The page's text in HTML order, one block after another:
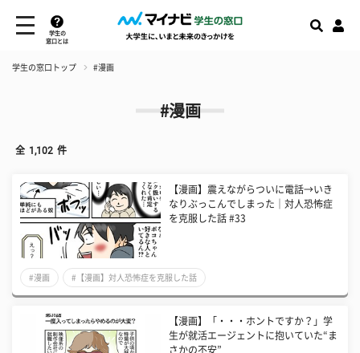
学生の
窓口とは
学生の窓口トップ #漫画
#漫画
全 1,102 件
【漫画】震えながらついに電話→いき
なりぶっこんでしまった│対人恐怖症
を克服した話 #33
#漫画 #【漫画】対人恐怖症を克服した話
【漫画】「・・・ホントですか？」学
生が就活エージェントに抱いていた“ま
さかの不安”